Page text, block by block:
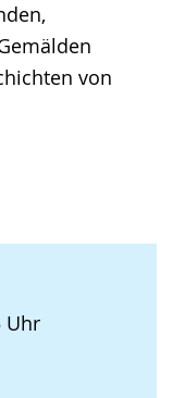
von
Uhr